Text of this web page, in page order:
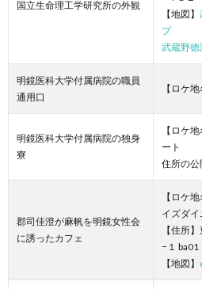
国立生命理工学研究所の外観
【地図】
プ
武蔵野徳
明鏡医科大学付属病院の職員
通用口
【ロケ
明鏡医科大学付属病院の独身
寮
【ロケ
ート
住所の
郡司佳澄が麻帆を明鏡女性会
に誘ったカフェ
【ロケ
イズダイ
【住所
−１ ba01
【地図】